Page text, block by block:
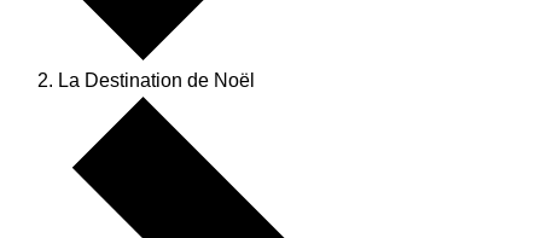
La Destination de Noël